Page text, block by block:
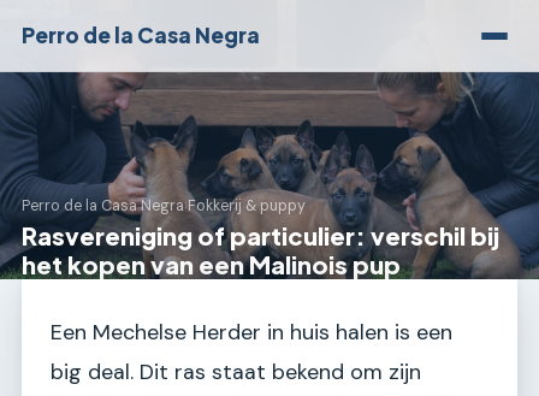
Perro de la Casa Negra
Perro de la Casa Negra›Fokkerij & puppy
Rasvereniging of particulier: verschil bij
het kopen van een Malinois pup
Een Mechelse Herder in huis halen is een
big deal. Dit ras staat bekend om zijn